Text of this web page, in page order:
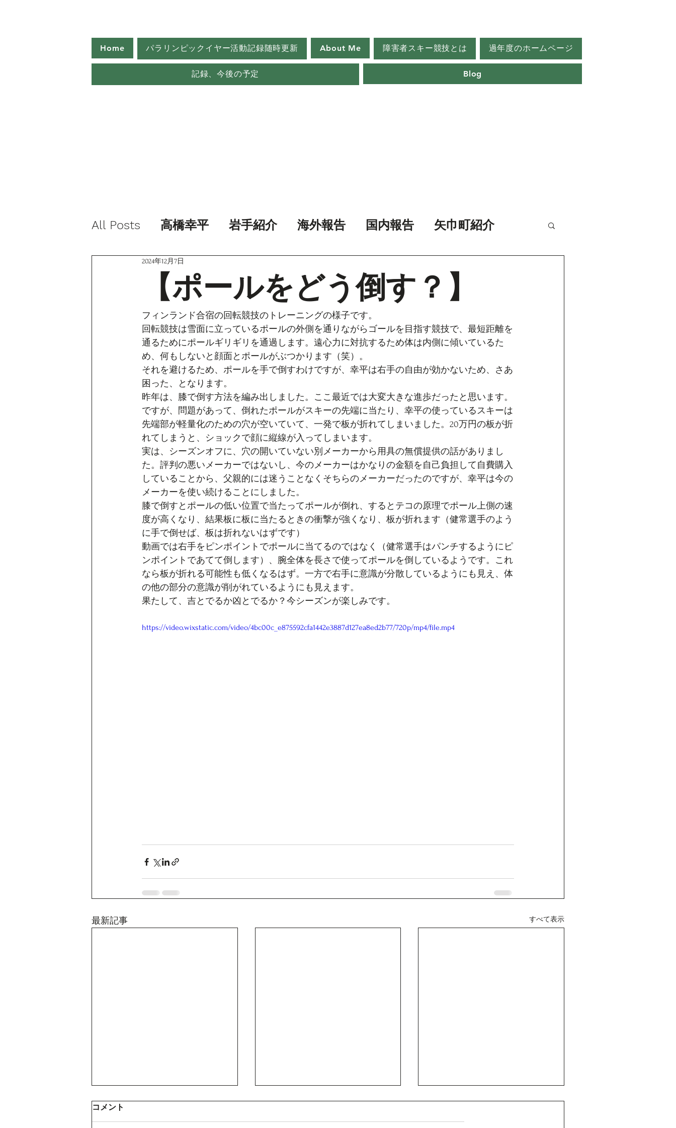
Home パラリンピックイヤー活動記録随時更新 About Me 障害者スキー競技とは 過年度のホームページ
記録、今後の予定 Blog
All Posts 高橋幸平 岩手紹介 海外報告 国内報告 矢巾町紹介
【ポールをどう倒す？】
2024年12月7日
フィンランド合宿の回転競技のトレーニングの様子です。
回転競技は雪面に立っているポールの外側を通りながらゴールを目指す競技で、最短距離を
通るためにポールギリギリを通過します。遠心力に対抗するため体は内側に傾いているた
め、何もしないと顔面とポールがぶつかります（笑）。
それを避けるため、ポールを手で倒すわけですが、幸平は右手の自由が効かないため、さあ
困った、となります。
昨年は、膝で倒す方法を編み出しました。ここ最近では大変大きな進歩だったと思います。
ですが、問題があって、倒れたポールがスキーの先端に当たり、幸平の使っているスキーは
先端部が軽量化のための穴が空いていて、一発で板が折れてしまいました。20万円の板が折
れてしまうと、ショックで顔に縦線が入ってしまいます。
実は、シーズンオフに、穴の開いていない別メーカーから用具の無償提供の話がありまし
た。評判の悪いメーカーではないし、今のメーカーはかなりの金額を自己負担して自費購入
していることから、父親的には迷うことなくそちらのメーカーだったのですが、幸平は今の
メーカーを使い続けることにしました。
膝で倒すとポールの低い位置で当たってポールが倒れ、するとテコの原理でポール上側の速
度が高くなり、結果板に板に当たるときの衝撃が強くなり、板が折れます（健常選手のよう
に手で倒せば、板は折れないはずです）
動画では右手をピンポイントでポールに当てるのではなく（健常選手はパンチするようにピ
ンポイントであてて倒します）、腕全体を長さで使ってポールを倒しているようです。これ
なら板が折れる可能性も低くなるはず。一方で右手に意識が分散しているようにも見え、体
の他の部分の意識が削がれているようにも見えます。
果たして、吉とでるか凶とでるか？今シーズンが楽しみです。
https://video.wixstatic.com/video/4bc00c_e875592cfa1442e3887d127ea8ed2b77/720p/mp4/file.mp4
最新記事 すべて表示
コメント